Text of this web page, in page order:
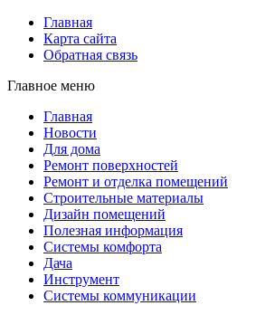
Главная
Карта сайта
Обратная связь
Главное меню
Главная
Новости
Для дома
Ремонт поверхностей
Ремонт и отделка помещений
Строительные материалы
Дизайн помещений
Полезная информация
Системы комфорта
Дача
Инструмент
Системы коммуникации